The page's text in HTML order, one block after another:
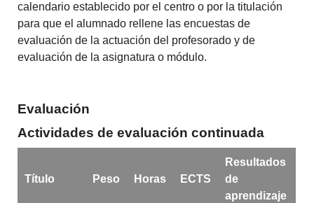
calendario establecido por el centro o por la titulación
para que el alumnado rellene las encuestas de
evaluación de la actuación del profesorado y de
evaluación de la asignatura o módulo.
Evaluación
Actividades de evaluación continuada
Título Peso Horas ECTS
Resultados
de
aprendizaje